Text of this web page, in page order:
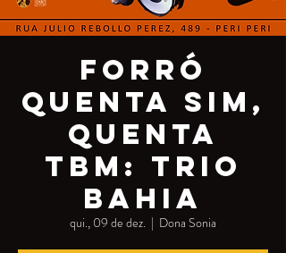
Forró
quenta sim,
quenta
tbm: Trio
Bahia
qui., 09 de dez.
  |
Dona Sonia